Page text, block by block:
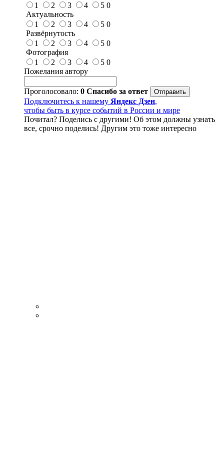
1
2 3 4 5 0
Актуальность
1
2 3 4 5 0
Развёрнутость
1
2 3 4 5 0
Фотография
1
2 3 4 5 0
Пожелания автору
Проголосовало: 0 Спасибо за ответ
Подключитесь к нашему Яндекс Дзен,
чтобы быть в курсе событий в России и мире
Почитал? Поделись с другими! Об этом должны узнать
все, срочно поделись! Другим это тоже интересно